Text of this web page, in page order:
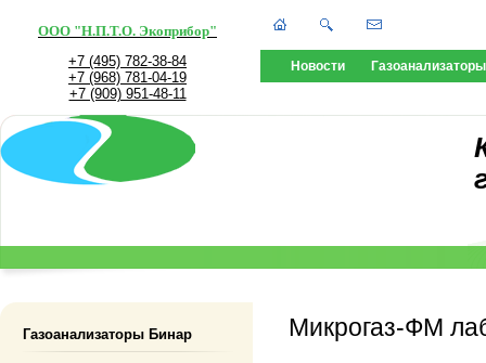
ООО "Н.П.Т.О. Экоприбор"
+7 (495) 782-38-84
+7 (968) 781-04-19
+7 (909) 951-48-11
Новости Газоанализаторы
Газоанализаторы Бинар Микрогаз-ФМ